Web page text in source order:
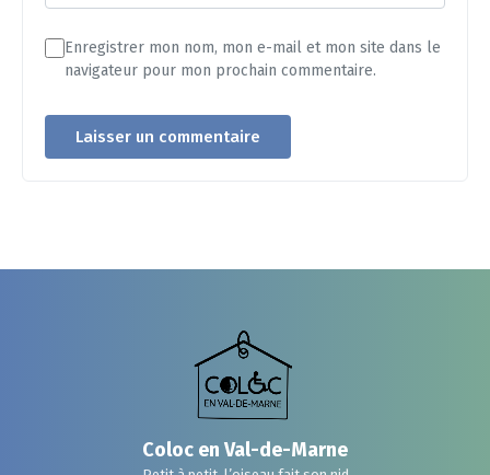
Enregistrer mon nom, mon e-mail et mon site dans le
navigateur pour mon prochain commentaire.
Coloc en Val-de-Marne